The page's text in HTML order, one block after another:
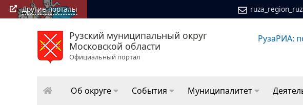
Другие порталы
Рузский муниципальный округ
Московской области
Официальный портал
Сайт
Об округе События Муниципалитет